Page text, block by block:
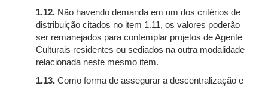
1.12.Não havendo demanda em um dos critérios de
distribuição citados no item 1.11, os valores poderão
ser remanejados para contemplar projetos de Agente
Culturais residentes ou sediados na outra modalidade
relacionada neste mesmo item.
1.13.Como forma de assegurar a descentralização e